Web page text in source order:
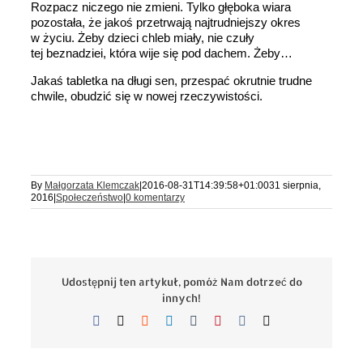
Rozpacz niczego nie zmieni. Tylko głęboka wiara
pozostała, że jakoś przetrwają najtrudniejszy okres
w życiu. Żeby dzieci chleb miały, nie czuły
tej beznadziei, która wije się pod dachem. Żeby…
Jakaś tabletka na długi sen, przespać okrutnie trudne
chwile, obudzić się w nowej rzeczywistości.
By Małgorzata Klemczak|2016-08-31T14:39:58+01:0031 sierpnia,
2016|Społeczeństwo|0 komentarzy
Udostępnij ten artykuł, pomóż Nam dotrzeć do
innych!
Facebook Reddit LinkedIn
TumblrPinterest